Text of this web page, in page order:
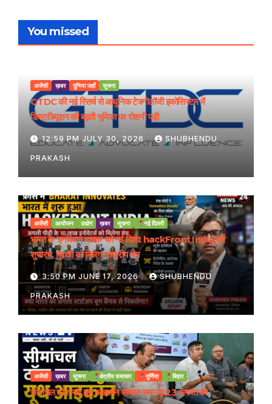
You missed
अजेंसी ख़बर दुनिया जहाँ सूचना
GTDC की नई रिसर्च से आधुनिक टेक्नोलॉजी इकोसिस्टम में
डिस्ट्रीब्यूशन की बढ़ती भूमिका पर रोशनी पड़ी
12:59 PM JULY 30, 2026 SHUBHENDU
PRAKASH
अजेंसी आयोजन उद्योग ख़बर सूचना नई दिल्ली
भारत के ‘इनोवेशन दशक’ को नई दिशा: hackFront India का
शुभारंभ, युवाओं को मिलेगा राष्ट्रीय मंच
3:50 PM JUNE 17, 2026 SHUBHENDU
PRAKASH
अजेंसी ख़बर सूचना क्षेत्रीय समाचार पूर्णिया बिहार
सीमांचल टॉक सह यूथ आइकॉन सम्मान समारोह 23 अगस्त को